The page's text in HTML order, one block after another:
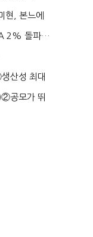
현, 본느에
2% 돌파…
산성 최대
공모가 뛰